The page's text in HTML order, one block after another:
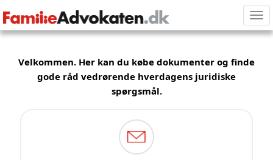
Velkommen. Her kan du købe dokumenter og finde
gode råd vedrørende hverdagens juridiske
spørgsmål.